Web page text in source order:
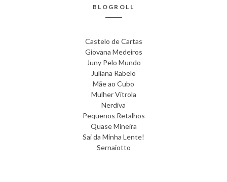
BLOGROLL
Castelo de Cartas
Giovana Medeiros
Juny Pelo Mundo
Juliana Rabelo
Mãe ao Cubo
Mulher Vitrola
Nerdiva
Pequenos Retalhos
Quase Mineira
Sai da Minha Lente!
Sernaiotto